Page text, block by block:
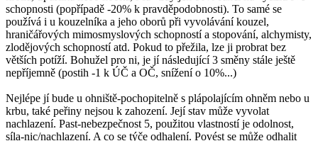
schopnosti (popřípadě -20% k pravděpodobnosti). To samé se
používá i u kouzelníka a jeho oborů při vyvolávání kouzel,
hraničářových mimosmyslových schopností a stopování, alchymisty,
zlodějových schopností atd. Pokud to přežila, lze ji probrat bez
větších potíží. Bohužel pro ni, je jí následující 3 směny stále ještě
nepříjemně (postih -1 k ÚČ a OČ, snížení o 10%...)
Nejlépe jí bude u ohniště-pochopitelně s plápolajícím ohněm nebo u
krbu, také peřiny nejsou k zahození. Její stav může vyvolat
nachlazení. Past-nebezpečnost 5, použitou vlastností je odolnost,
síla-nic/nachlazení. A co se týče odhalení. Povést se může odhalit